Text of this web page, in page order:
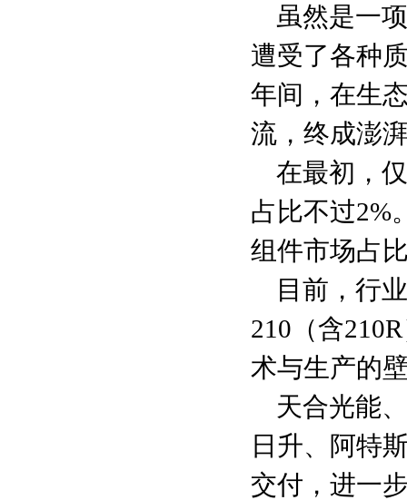
虽然是一
遭受了各种
年间，在生
流，终成澎
在最初，
占比不过2%
组件市场占
目前，行
210（含
术与生产的
天合光能
日升、阿特
交付，进一